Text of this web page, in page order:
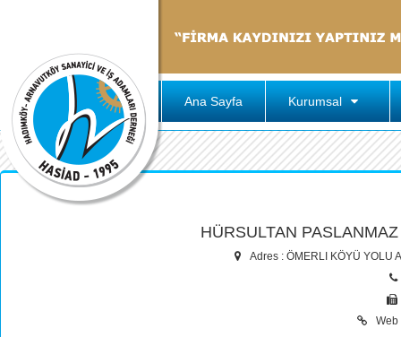
Ana Sayfa Kurumsal
HÜRSULTAN
Adres : ÖMERLI KÖYÜ YOLU